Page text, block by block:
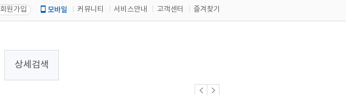
회원가입 모바일 커뮤니티 서비스안내 고객센터 즐겨찾기
상세검색